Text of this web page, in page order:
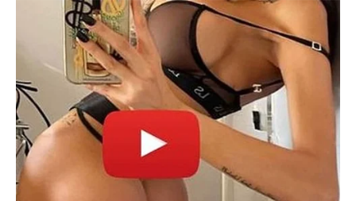
Zvijezde pokazuju mogućnost povratka osobe koju niste
uspjeli potpuno zaboraviti.
Ta osoba još uvijek razmišlja o vama i moguće je da će
pokušati obnoviti kontakt.
Ali ovog puta vi ćete mnogo jasnije vidjeti šta želite.
Nećete više pristajati na odnose koji vam donose